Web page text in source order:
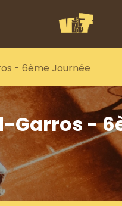
- 6ème Journée
Garros -